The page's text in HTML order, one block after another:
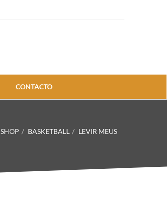
CONTACTO
SHOP BASKETBALL LEVIR MEUS